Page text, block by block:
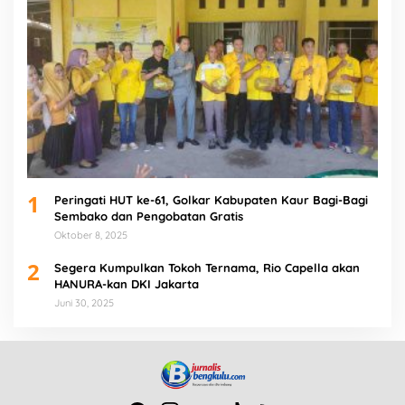
1
Peringati HUT ke-61, Golkar Kabupaten Kaur Bagi-Bagi
Sembako dan Pengobatan Gratis
Oktober 8, 2025
2
Segera Kumpulkan Tokoh Ternama, Rio Capella akan
HANURA-kan DKI Jakarta
Juni 30, 2025